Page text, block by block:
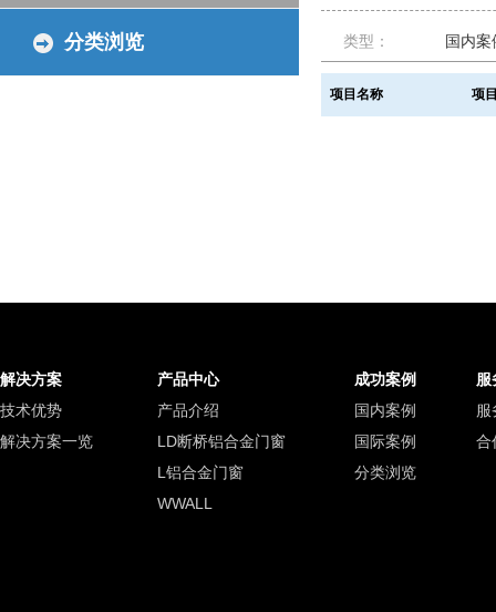
分类浏览 类型： 国内案
项目名称 项
解决方案 产品中心 成功案例
服
技术优势
产品介绍 国内案例
服
解决方案一览
LD断桥铝合金门窗 国际案例
合
L铝合金门窗
分类浏览
WWALL